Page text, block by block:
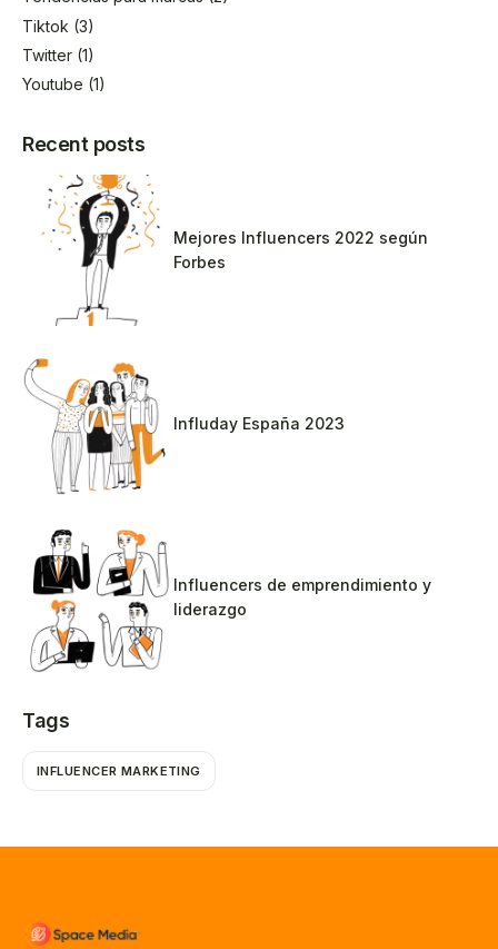
Tiktok (3)
Twitter (1)
Youtube (1)
Recent posts
Mejores Influencers 2022 según
Forbes
Influday España 2023
Influencers de emprendimiento y
liderazgo
Tags
INFLUENCER MARKETING